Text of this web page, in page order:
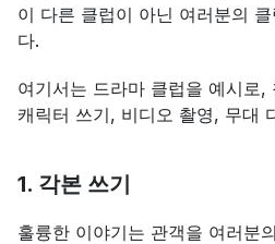
이 다른 클럽이 아닌 여러분의
다.
여기서는 드라마 클럽을 예시로
캐릭터 쓰기, 비디오 촬영, 무대
1. 각본 쓰기
훌륭한 이야기는 관객을 여러분